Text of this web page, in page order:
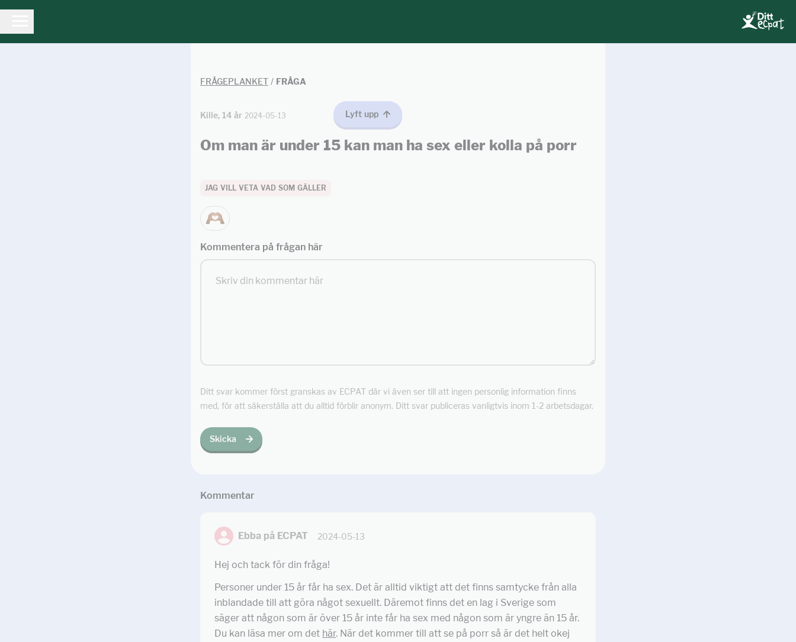
FRÅGEPLANKET / FRÅGA
Kille, 14 år 2024-05-13 Lyft upp
Om man är under 15 kan man ha sex eller kolla på porr
JAG VILL VETA VAD SOM GÄLLER
Kommentera på frågan här
Ditt svar kommer först granskas av ECPAT där vi även ser till att ingen personlig information finns
med, för att säkerställa att du alltid förblir anonym. Ditt svar publiceras vanligtvis inom 1-2 arbetsdagar.
Skicka
Kommentar
Ebba på ECPAT 2024-05-13
Hej och tack för din fråga!
Personer under 15 år får ha sex. Det är alltid viktigt att det finns samtycke från alla
inblandade till att göra något sexuellt. Däremot finns det en lag i Sverige som
säger att någon som är över 15 år inte får ha sex med någon som är yngre än 15 år.
Du kan läsa mer om det här. När det kommer till att se på porr så är det helt okej